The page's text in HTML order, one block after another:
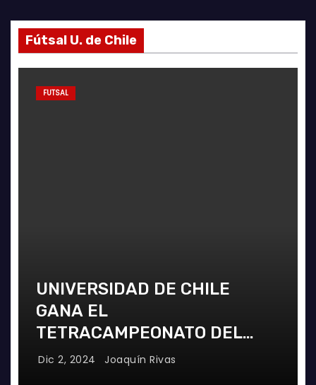
Fútsal U. de Chile
FUTSAL
UNIVERSIDAD DE CHILE
GANA EL
TETRACAMPEONATO DEL
FUTSAL FEMENINO
Dic 2, 2024 Joaquín Rivas